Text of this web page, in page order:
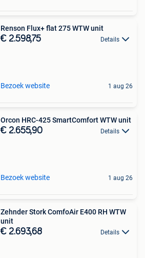
Renson Flux+ flat 275 WTW unit
€ 2.598,75 Details
Bezoek website 1 aug 26
Orcon HRC-425 SmartComfort WTW unit
€ 2.655,90 Details
Bezoek website 1 aug 26
Zehnder Stork ComfoAir E400 RH WTW
unit
€ 2.693,68 Details